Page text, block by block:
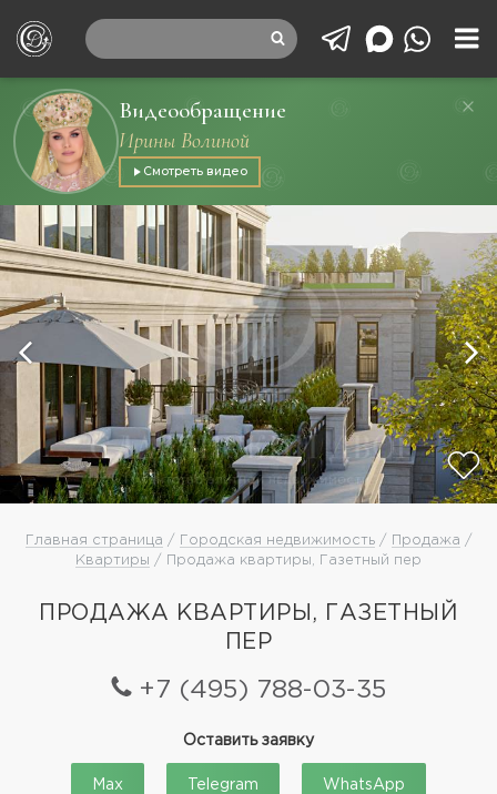
Видеообращение
Ирины Волиной
Смотреть видео
Главная страница / Городская недвижимость/ Продажа /
Квартиры / Продажа квартиры, Газетный пер
ПРОДАЖА КВАРТИРЫ, ГАЗЕТНЫЙ
ПЕР
+7 (495) 788-03-35
Оставить заявку
Max Telegram WhatsApp